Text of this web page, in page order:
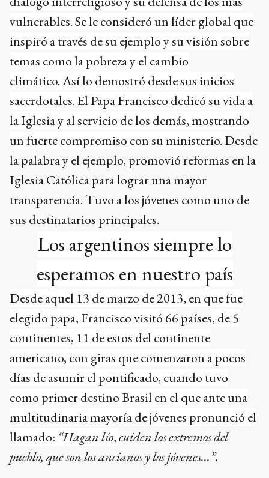
vulnerables. Se le consideró un líder global que
inspiró a través de su ejemplo y su visión sobre
temas como la pobreza y el cambio
climático. Así lo demostró desde sus inicios
sacerdotales. El Papa Francisco dedicó su vida a
la Iglesia y al servicio de los demás, mostrando
un fuerte compromiso con su ministerio. Desde
la palabra y el ejemplo, promovió reformas en la
Iglesia Católica para lograr una mayor
transparencia. Tuvo a los jóvenes como uno de
sus destinatarios principales.
Los argentinos siempre lo
esperamos en nuestro país
Desde aquel 13 de marzo de 2013, en que fue
elegido papa, Francisco visitó 66 países, de 5
continentes, 11 de estos del continente
americano, con giras que comenzaron a pocos
días de asumir el pontificado, cuando tuvo
como primer destino Brasil en el que ante una
multitudinaria mayoría de jóvenes pronunció el
llamado: “Hagan lío,cuiden los extremos del
pueblo, que son los ancianos y los jóvenes…”.